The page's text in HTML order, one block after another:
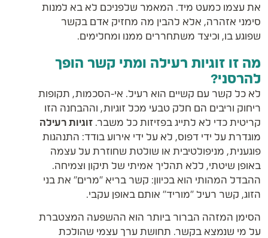
את עצמו כמעט מיד. המאמר שלפניכם לא בא למנות
סימני אזהרה, אלא להבין מה מחזיק אדם בקשר
שפוגע בו, וכיצד משתחררים ממנו ומחלימים.
מה זו זוגיות רעילה ומתי קשר הופך
להרסני?
לא כל קשר עם קשיים הוא רעיל. אי-הסכמות, תקופות
ריחוק וריבים הם חלק טבעי מכל זוגיות, וההבחנה הזו
קריטית כדי לא לתייג בפזיזות כל משבר. זוגיות רעילה
מוגדרת על ידי דפוס, לא על ידי אירוע בודד: התנהגות
פוגענית, מניפולטיבית או שולטת שחוזרת על עצמה
באופן שיטתי, ללא תהליך אמיתי של תיקון וצמיחה.
ההבדל המהותי הוא בכיוון: קשר בריא "מרים" את בני
הזוג, קשר רעיל "מוריד" אותם באופן עקבי.
הסימן המזהה הברור ביותר הוא ההשפעה המצטברת
על מי שנמצא בקשר. תחושת ערך עצמי שהולכת